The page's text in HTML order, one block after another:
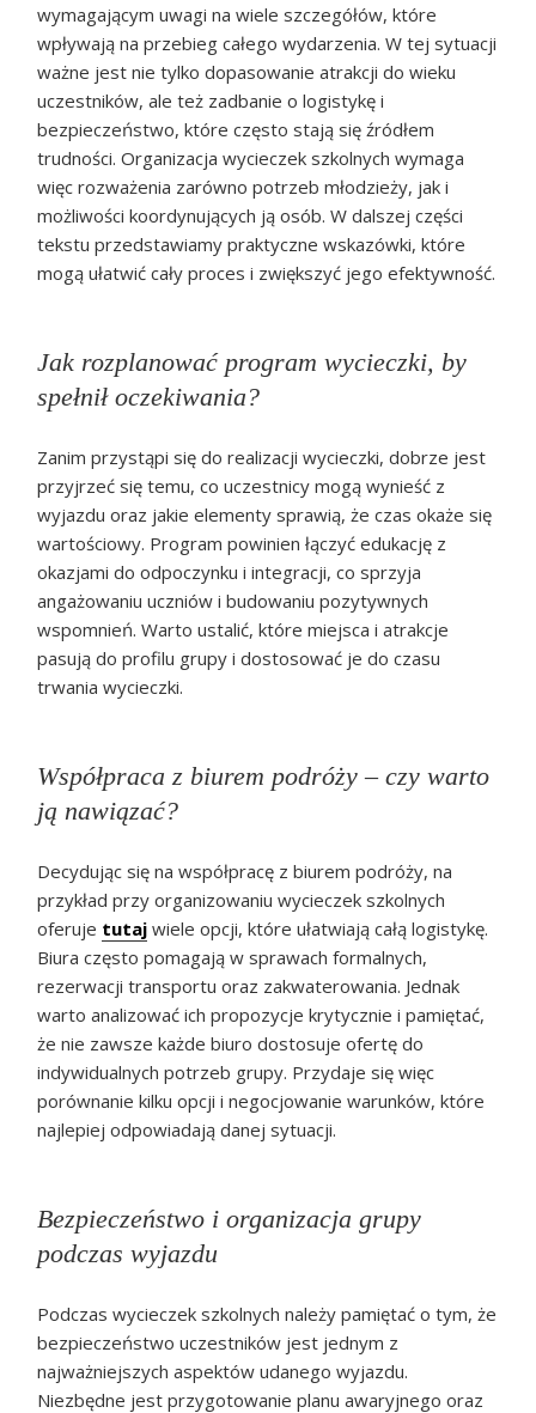
wymagającym uwagi na wiele szczegółów, które
wpływają na przebieg całego wydarzenia. W tej sytuacji
ważne jest nie tylko dopasowanie atrakcji do wieku
uczestników, ale też zadbanie o logistykę i
bezpieczeństwo, które często stają się źródłem
trudności. Organizacja wycieczek szkolnych wymaga
więc rozważenia zarówno potrzeb młodzieży, jak i
możliwości koordynujących ją osób. W dalszej części
tekstu przedstawiamy praktyczne wskazówki, które
mogą ułatwić cały proces i zwiększyć jego efektywność.
Jak rozplanować program wycieczki, by
spełnił oczekiwania?
Zanim przystąpi się do realizacji wycieczki, dobrze jest
przyjrzeć się temu, co uczestnicy mogą wynieść z
wyjazdu oraz jakie elementy sprawią, że czas okaże się
wartościowy. Program powinien łączyć edukację z
okazjami do odpoczynku i integracji, co sprzyja
angażowaniu uczniów i budowaniu pozytywnych
wspomnień. Warto ustalić, które miejsca i atrakcje
pasują do profilu grupy i dostosować je do czasu
trwania wycieczki.
Współpraca z biurem podróży – czy warto
ją nawiązać?
Decydując się na współpracę z biurem podróży, na
przykład przy organizowaniu wycieczek szkolnych
oferuje tutaj wiele opcji, które ułatwiają całą logistykę.
Biura często pomagają w sprawach formalnych,
rezerwacji transportu oraz zakwaterowania. Jednak
warto analizować ich propozycje krytycznie i pamiętać,
że nie zawsze każde biuro dostosuje ofertę do
indywidualnych potrzeb grupy. Przydaje się więc
porównanie kilku opcji i negocjowanie warunków, które
najlepiej odpowiadają danej sytuacji.
Bezpieczeństwo i organizacja grupy
podczas wyjazdu
Podczas wycieczek szkolnych należy pamiętać o tym, że
bezpieczeństwo uczestników jest jednym z
najważniejszych aspektów udanego wyjazdu.
Niezbędne jest przygotowanie planu awaryjnego oraz